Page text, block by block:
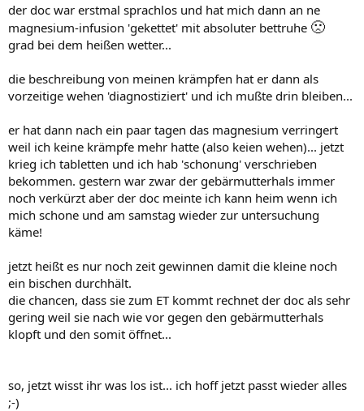
der doc war erstmal sprachlos und hat mich dann an ne
magnesium-infusion 'gekettet' mit absoluter bettruhe 🙁
grad bei dem heißen wetter...
die beschreibung von meinen krämpfen hat er dann als
vorzeitige wehen 'diagnostiziert' und ich mußte drin bleiben...
er hat dann nach ein paar tagen das magnesium verringert
weil ich keine krämpfe mehr hatte (also keien wehen)... jetzt
krieg ich tabletten und ich hab 'schonung' verschrieben
bekommen. gestern war zwar der gebärmutterhals immer
noch verkürzt aber der doc meinte ich kann heim wenn ich
mich schone und am samstag wieder zur untersuchung
käme!
jetzt heißt es nur noch zeit gewinnen damit die kleine noch
ein bischen durchhält.
die chancen, dass sie zum ET kommt rechnet der doc als sehr
gering weil sie nach wie vor gegen den gebärmutterhals
klopft und den somit öffnet...
so, jetzt wisst ihr was los ist... ich hoff jetzt passt wieder alles
;-)